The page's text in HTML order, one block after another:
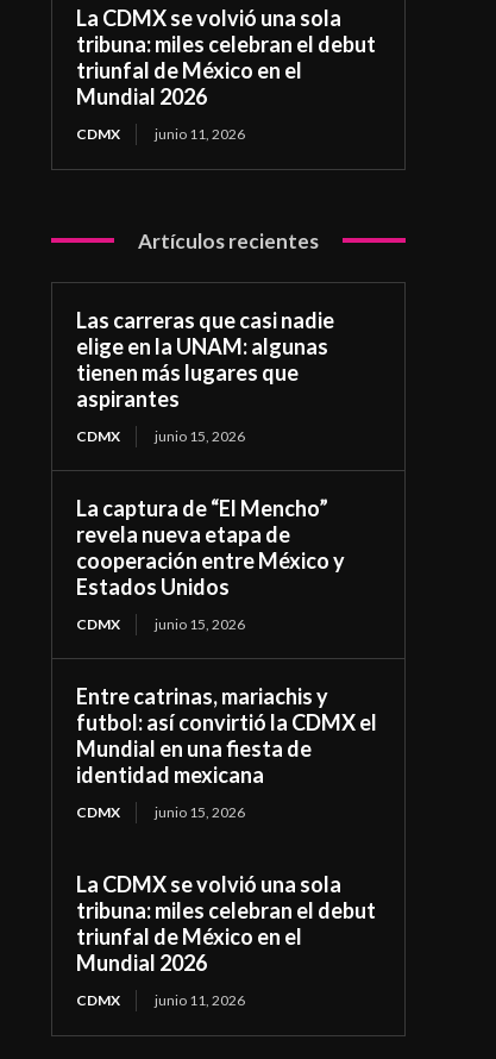
La CDMX se volvió una sola
tribuna: miles celebran el debut
triunfal de México en el
Mundial 2026
CDMX junio 11, 2026
Artículos recientes
Las carreras que casi nadie
elige en la UNAM: algunas
tienen más lugares que
aspirantes
CDMX junio 15, 2026
La captura de “El Mencho”
revela nueva etapa de
cooperación entre México y
Estados Unidos
CDMX junio 15, 2026
Entre catrinas, mariachis y
futbol: así convirtió la CDMX el
Mundial en una fiesta de
identidad mexicana
CDMX junio 15, 2026
La CDMX se volvió una sola
tribuna: miles celebran el debut
triunfal de México en el
Mundial 2026
CDMX junio 11, 2026